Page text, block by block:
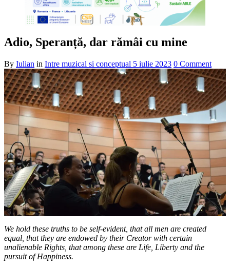
Adio, Speranță, dar rămâi cu mine
By Iulian in Intre muzical si conceptual 5 iulie 2023 0 Comment
We hold these truths to be self-evident, that all men are created
equal, that they are endowed by their Creator with certain
unalienable Rights, that among these are Life, Liberty and the
pursuit of Happiness.